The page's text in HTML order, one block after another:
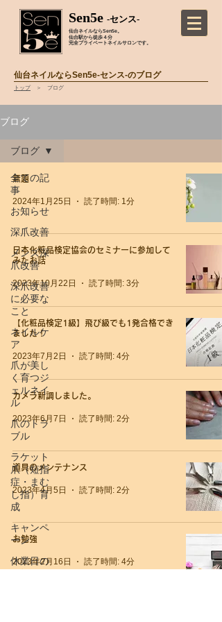
仙台ネイルならSen5e。
仙台駅から徒歩４分
完全プライベートネイルサロンです。
Sen5e -センス-
仙台ネイルならSen5e-センス-のブログ
トップ ＞ ブログ
ブログ
全ての記
事
お知らせ
深爪改善
メンズ深
爪改善
深爪改善
に必要な
こと
ネイルケ
ア
爪が美し
く育つジ
ェルネイ
ル
爪のトラ
ブル
ラケット
爪（短指
症・まむ
し指）育
成
キャンペ
ーン
休業日の
ブログ
無題
2024年1月25日 読了時間: 1分
日本化粧品検定協会のセミナーに参加して
みたお話
2023年10月22日 読了時間: 3分
【化粧品検定1級】飛び級でも1発合格でき
ました！
2023年7月2日 読了時間: 4分
カメラ新調しました。
2023年6月7日 読了時間: 2分
道具のメンテナンス
2023年4月5日 読了時間: 2分
お勉強
2023年2月16日 読了時間: 4分